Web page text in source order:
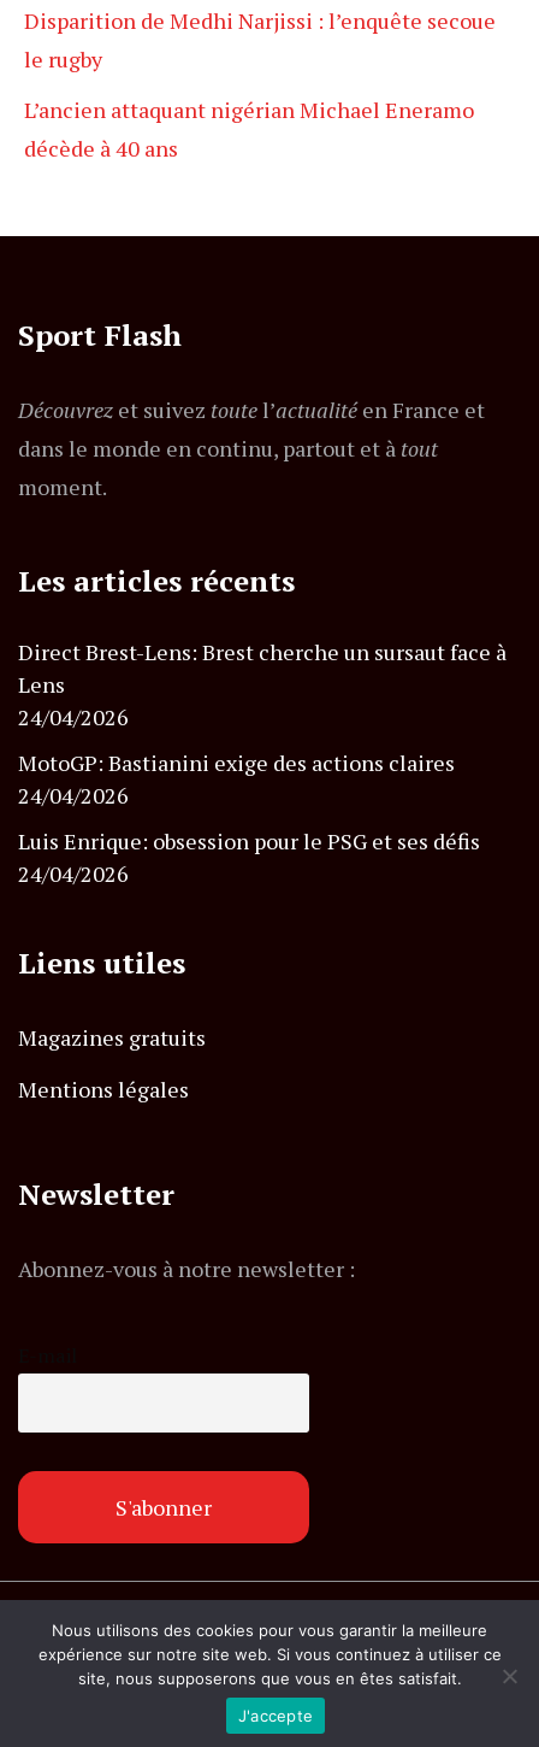
Disparition de Medhi Narjissi : l’enquête secoue
le rugby
L’ancien attaquant nigérian Michael Eneramo
décède à 40 ans
Sport Flash
Découvrez et suivez toutel’actualitéen France et
dans le monde en continu, partout et à tout
moment.
Les articles récents
Direct Brest-Lens: Brest cherche un sursaut face à
Lens
24/04/2026
MotoGP: Bastianini exige des actions claires
24/04/2026
Luis Enrique: obsession pour le PSG et ses défis
24/04/2026
Liens utiles
Magazines gratuits
Mentions légales
Newsletter
Abonnez-vous à notre newsletter :
© Copyright lemagazineinfo.fr. Tous droits
réservés.
Nous utilisons des cookies pour vous garantir la meilleure
expérience sur notre site web. Si vous continuez à utiliser ce
site, nous supposerons que vous en êtes satisfait.
J'accepte